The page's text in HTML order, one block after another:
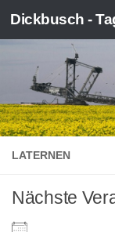
Zum Inhalt
LATERNEN
Nächste